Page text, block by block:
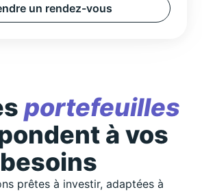
un rendez-vous
portefeuilles
à vos
besoins
prêtes à investir, adaptées à